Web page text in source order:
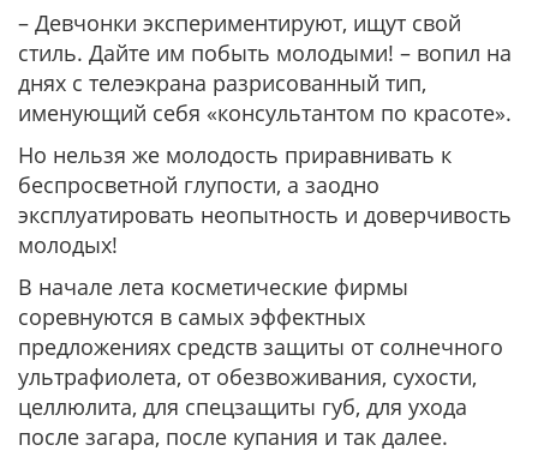
– Девчонки экспериментируют, ищут свой
стиль. Дайте им побыть молодыми! – вопил на
днях с телеэкрана разрисованный тип,
именующий себя «консультантом по красоте».
Но нельзя же молодость приравнивать к
беспросветной глупости, а заодно
эксплуатировать неопытность и доверчивость
молодых!
В начале лета косметические фирмы
соревнуются в самых эффектных
предложениях средств защиты от солнечного
ультрафиолета, от обезвоживания, сухости,
целлюлита, для спецзащиты губ, для ухода
после загара, после купания и так далее.